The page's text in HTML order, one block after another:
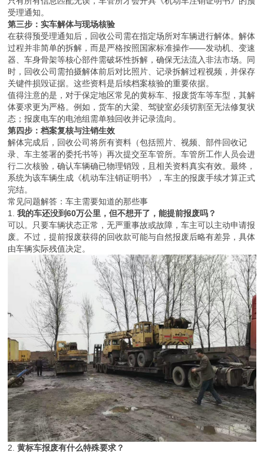
受理通知。
第三步：实车解体与现场核验
在获得预受理通知后，回收公司需在指定场所对车辆进行解体。解体
过程并非简单的拆解，而是严格按照国家标准操作——发动机、变速
器、车身骨架等核心部件需破坏性拆解，确保无法流入非法市场。同
时，回收公司需拍摄解体前后对比照片、记录拆解过程视频，并保存
关键件损毁证据。这些资料是后续档案核验的重要依据。
值得注意的是，对于保定地区常见的黄标车、报废货车等车型，其解
体要求更为严格。例如，货车的大梁、驾驶室必须切割至无法修复状
态；报废电车的电池组需单独回收并记录流向。
第四步：档案复核与注销生效
解体完成后，回收公司将所有资料（包括照片、视频、部件回收记
录、车主签署的委托书等）再次提交至车管所。车管所工作人员会进
行二次核验，确认车辆确已物理销毁，且相关资料真实有效。最终，
系统为该车辆生成《机动车注销证明书》，车主的报废手续才算正式
完结。
常见问题解答：车主需要知道的那些事
1.我的车还没到60万公里，但不想开了，能提前报废吗？
可以。只要车辆状态正常，无严重事故或故障，车主可以主动申请报
废。不过，提前报废获得的回收款可能与自然报废后略有差异，具体
由车辆实际残值决定。
2.黄标车报废有什么特殊要求？